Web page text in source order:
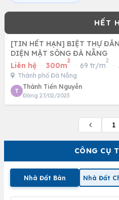
CÔNG CỤ
Nhà Đất Bán Nhà Đất
[TIN HẾT HẠN] BIỆT THỰ
DIỆN MẶT SÔNG ĐÀ NẴNG
Liên hệ · 300m
2
· 69 tr/m
2
·
Thành phố Đà Nẵng
T
Thành Tiến Nguyễn
Đăng 27/02/2023
1